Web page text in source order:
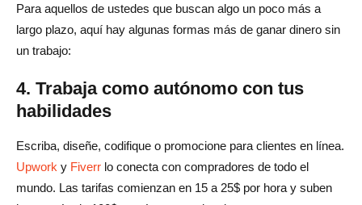
Para aquellos de ustedes que buscan algo un poco más a
largo plazo, aquí hay algunas formas más de ganar dinero sin
un trabajo:
4. Trabaja como autónomo con tus
habilidades
Escriba, diseñe, codifique o promocione para clientes en línea.
Upwork y Fiverr lo conecta con compradores de todo el
mundo. Las tarifas comienzan en 15 a 25$ por hora y suben